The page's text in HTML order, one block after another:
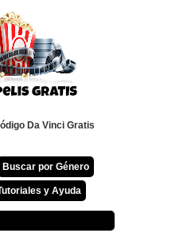
Da Vinci Gratis
Buscar por Género
y Ayuda